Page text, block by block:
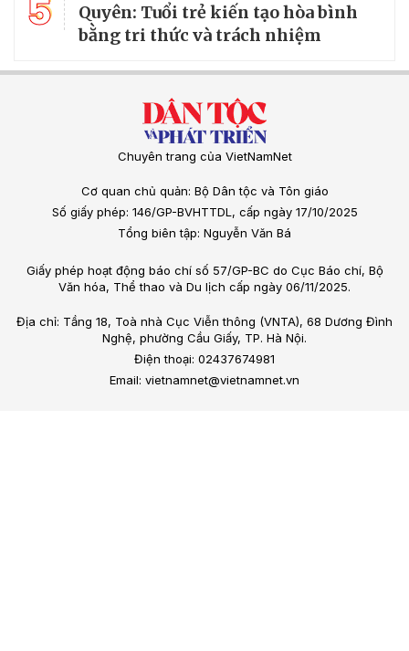
5
Quyên: Tuổi trẻ kiến tạo hòa bình
bằng tri thức và trách nhiệm
Chuyên trang của VietNamNet
Cơ quan chủ quản: Bộ Dân tộc và Tôn giáo
Số giấy phép: 146/GP-BVHTTDL, cấp ngày 17/10/2025
Tổng biên tập: Nguyễn Văn Bá
Giấy phép hoạt động báo chí số 57/GP-BC do Cục Báo chí, Bộ
Văn hóa, Thể thao và Du lịch cấp ngày 06/11/2025.
Địa chỉ: Tầng 18, Toà nhà Cục Viễn thông (VNTA), 68 Dương Đình
Nghệ, phường Cầu Giấy, TP. Hà Nội.
Điện thoại: 02437674981
Email: vietnamnet@vietnamnet.vn